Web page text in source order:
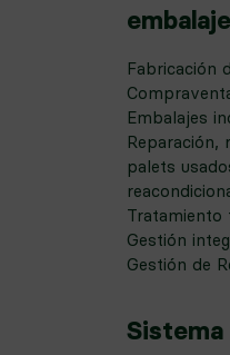
Fabricación
Embalajes
Reparación,
palets
Tratamiento
Gestión
Gestión de